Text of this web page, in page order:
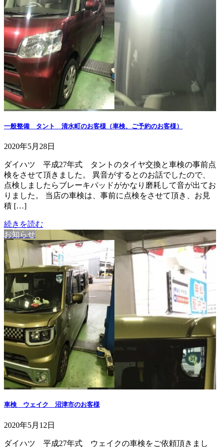
一般整備 タント 清水町のお客様（車検、ご予約のお客様）
2020年5月28日
ダイハツ 平成27年式 タントのタイヤ交換と車検の事前点
検をさせて頂きました。 異音がするとのお話でしたので、
点検しましたらブレーキパッドがかなり磨耗して音が出てお
りました。 当店の車検は、事前に点検をさせて頂き、お見
積 […]
続きを読む
お知らせ
車検 ウェイク 沼津市のお客様
2020年5月12日
ダイハツ 平成27年式 ウェイクの車検をご依頼頂きまし